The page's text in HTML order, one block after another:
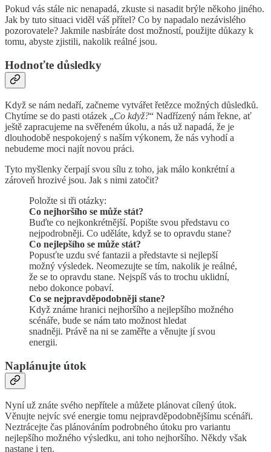
Pokud vás stále nic nenapadá, zkuste si nasadit brýle někoho jiného.
Jak by tuto situaci viděl váš přítel? Co by napadalo nezávislého
pozorovatele? Jakmile nasbíráte dost možností, použijte důkazy k
tomu, abyste zjistili, nakolik reálné jsou.
Hodnoťte důsledky
Když se nám nedaří, začneme vytvářet řetězce možných důsledků.
Chytíme se do pasti otázek „Co když?“ Nadřízený nám řekne, ať
ještě zapracujeme na svěřeném úkolu, a nás už napadá, že je
dlouhodobě nespokojený s naším výkonem, že nás vyhodí a
nebudeme moci najít novou práci.
Tyto myšlenky čerpají svou sílu z toho, jak málo konkrétní a
zároveň hrozivé jsou. Jak s nimi zatočit?
Položte si tři otázky:
Co nejhoršího se může stát?
Buďte co nejkonkrétnější. Popište svou představu co
nejpodrobněji. Co uděláte, když se to opravdu stane?
Co nejlepšího se může stát?
Popusťte uzdu své fantazii a představte si nejlepší
možný výsledek. Neomezujte se tím, nakolik je reálné,
že se to opravdu stane. Nejspíš vás to trochu uklidní,
nebo dokonce pobaví.
Co se nejpravděpodobněji stane?
Když známe hranici nejhoršího a nejlepšího možného
scénáře, bude se nám tato možnost hledat
snadněji. Právě na ni se zaměřte a věnujte jí svou
energii.
Naplánujte útok
Nyní už znáte svého nepřítele a můžete plánovat cílený útok.
Věnujte nejvíc své energie tomu nejpravděpodobnějšímu scénáři.
Neztrácejte čas plánováním podrobného útoku pro variantu
nejlepšího možného výsledku, ani toho nejhoršího. Někdy však
nastane i ten.